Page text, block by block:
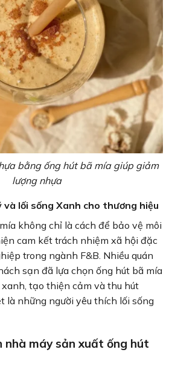
bằng ống hút bã mía giúp giảm
lượng nhựa
lối sống Xanh cho thương hiệu
không chỉ là cách để bảo vệ môi
cam kết trách nhiệm xã hội đặc
trong ngành F&B. Nhiều quán
sạn đã lựa chọn ống hút bã mía
tạo thiện cảm và thu hút
là những người yêu thích lối sống
nhà máy sản xuất ống hút